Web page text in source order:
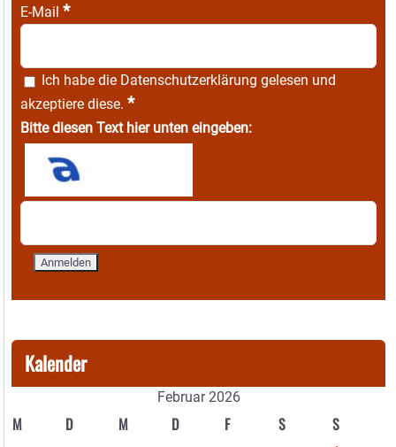
E-Mail *
Ich habe die Datenschutzerklärung gelesen und
akzeptiere diese. *
Bitte diesen Text hier unten eingeben:
Kalender
Februar 2026
M D M D F S S